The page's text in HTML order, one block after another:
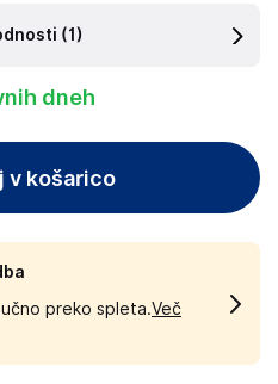
(1)
dneh
v košarico
preko spleta.Več